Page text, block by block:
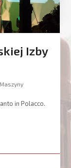
Izby
Maszyny
in Polacco.